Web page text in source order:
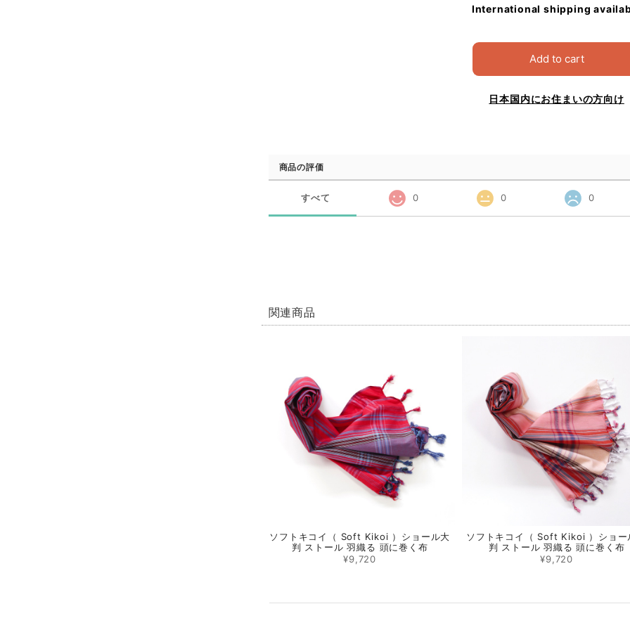
International shipping
Add to cart
日本国内にお住まいの方向け
商品の評価
すべて 0 0 0
関連商品
ソフトキコイ（ Soft Kikoi ）ショール大
判 ストール 羽織る 頭に巻く布
¥9,720
ソフトキコイ（ Soft Kikoi ）ショー
判 ストール 羽織る 頭に巻く布
¥9,720